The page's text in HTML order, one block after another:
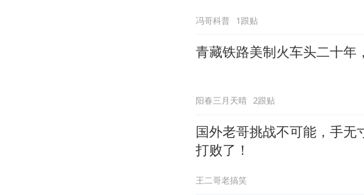
冯哥科普 1跟贴
青藏铁路美制火车头二十年
阳春三月天晴 2跟贴
国外老哥挑战不可能，手无
打败了！
王二哥老搞笑